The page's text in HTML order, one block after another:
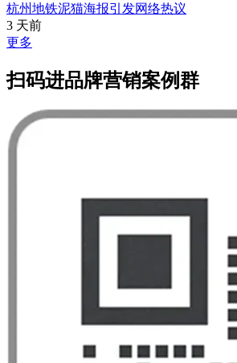
杭州地铁泥猫海报引发网络热议
3 天前
更多
扫码进品牌营销案例群